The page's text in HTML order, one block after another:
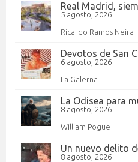
Real Madrid,
5 agosto, 2026
Ricardo Ramos Neira
Devotos de San
6 agosto, 2026
La Galerna
La Odisea para
8 agosto, 2026
William Pogue
Un nuevo delito
8 agosto, 2026